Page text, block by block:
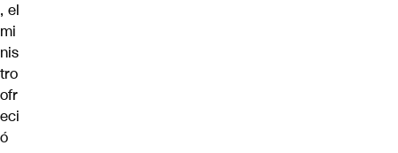
, el
mi
nis
tro
ofr
eci
ó